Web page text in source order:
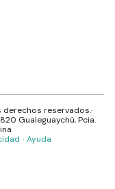
reservados.·
Gualeguaychú, Pcia.
· Ayuda